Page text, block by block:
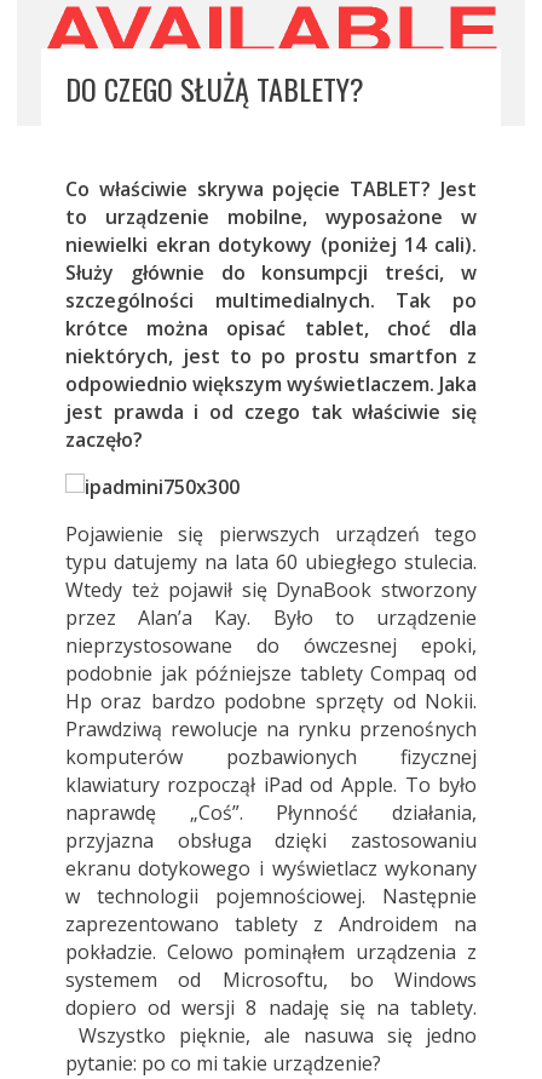
DO CZEGO SŁUŻĄ TABLETY?
Co właściwie skrywa pojęcie TABLET? Jest
to urządzenie mobilne, wyposażone w
niewielki ekran dotykowy (poniżej 14 cali).
Służy głównie do konsumpcji treści, w
szczególności multimedialnych. Tak po
krótce można opisać tablet, choć dla
niektórych, jest to po prostu smartfon z
odpowiednio większym wyświetlaczem. Jaka
jest prawda i od czego tak właściwie się
zaczęło?
Pojawienie się pierwszych urządzeń tego
typu datujemy na lata 60 ubiegłego stulecia.
Wtedy też pojawił się DynaBook stworzony
przez Alan’a Kay. Było to urządzenie
nieprzystosowane do ówczesnej epoki,
podobnie jak późniejsze tablety Compaq od
Hp oraz bardzo podobne sprzęty od Nokii.
Prawdziwą rewolucje na rynku przenośnych
komputerów pozbawionych fizycznej
klawiatury rozpoczął iPad od Apple. To było
naprawdę „Coś”. Płynność działania,
przyjazna obsługa dzięki zastosowaniu
ekranu dotykowego i wyświetlacz wykonany
w technologii pojemnościowej. Następnie
zaprezentowano tablety z Androidem na
pokładzie. Celowo pominąłem urządzenia z
systemem od Microsoftu, bo Windows
dopiero od wersji 8 nadaję się na tablety.
Wszystko pięknie, ale nasuwa się jedno
pytanie: po co mi takie urządzenie?